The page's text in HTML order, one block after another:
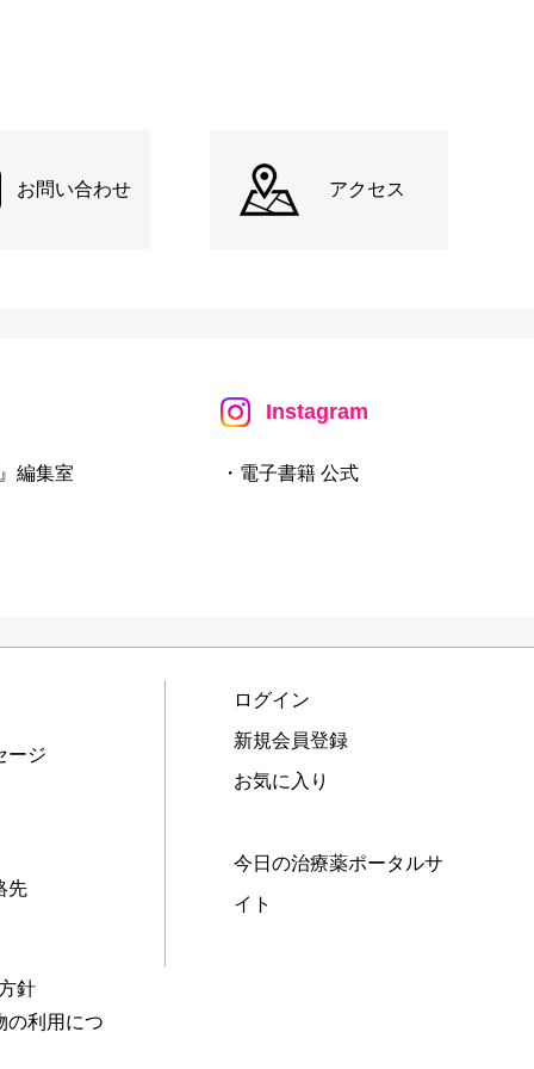
お問い合わせ アクセス
編集室
Instagram
・電子書籍 公式
ージ
先
針
の利用につ
ログイン
新規会員登録
お気に入り
今日の治療薬ポータルサ
イト